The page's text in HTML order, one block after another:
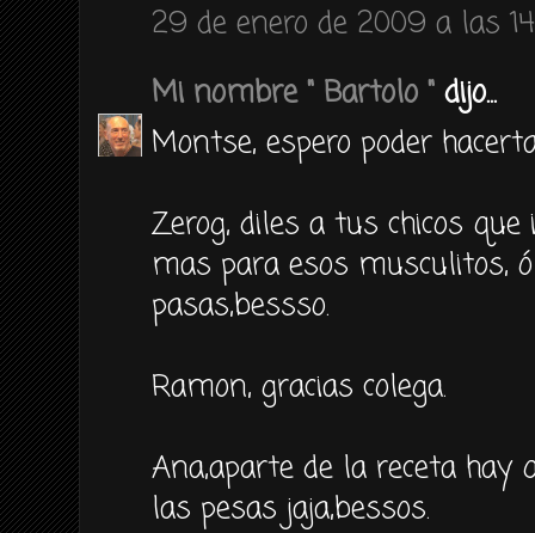
29 de enero de 2009 a las
Mi nombre " Bartolo " dijo...
Montse, espero poder
Zerog, diles a tus chicos
mas para esos musculitos,
pasas,bessso.
Ramon, gracias colega.
Ana,aparte de la receta hay
las pesas jaja,bessos.